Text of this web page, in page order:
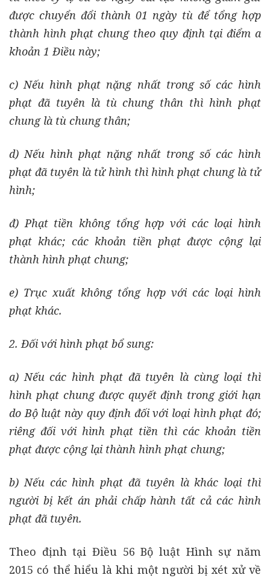
được chuyển đổi thành 01 ngày tù để tổng hợp
thành hình phạt chung theo quy định tại điểm a
khoản 1 Điều này;
c) Nếu hình phạt nặng nhất trong số các hình
phạt đã tuyên là tù chung thân thì hình phạt
chung là tù chung thân;
d) Nếu hình phạt nặng nhất trong số các hình
phạt đã tuyên là tử hình thì hình phạt chung là tử
hình;
đ) Phạt tiền không tổng hợp với các loại hình
phạt khác; các khoản tiền phạt được cộng lại
thành hình phạt chung;
e) Trục xuất không tổng hợp với các loại hình
phạt khác.
2. Đối với hình phạt bổ sung:
a) Nếu các hình phạt đã tuyên là cùng loại thì
hình phạt chung được quyết định trong giới hạn
do Bộ luật này quy định đối với loại hình phạt đó;
riêng đối với hình phạt tiền thì các khoản tiền
phạt được cộng lại thành hình phạt chung;
b) Nếu các hình phạt đã tuyên là khác loại thì
người bị kết án phải chấp hành tất cả các hình
phạt đã tuyên.
Theo định tại Điều 56 Bộ luật Hình sự năm
2015 có thể hiểu là khi một người bị xét xử về